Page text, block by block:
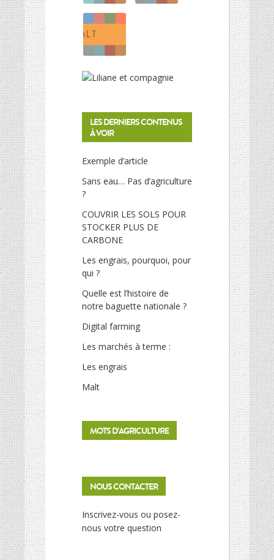
LES DERNIERS CONTENUS
À VOIR
Exemple d’article
Sans eau… Pas d’agriculture
?
COUVRIR LES SOLS POUR
STOCKER PLUS DE
CARBONE
Les engrais, pourquoi, pour
qui ?
Quelle est l’histoire de
notre baguette nationale ?
Digital farming
Les marchés à terme :
Les engrais
Malt
MOTS D’AGRICULTURE
NOUS CONTACTER
Inscrivez-vous ou posez-
nous votre question